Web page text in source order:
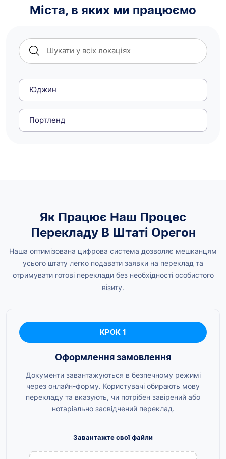
Міста, в яких ми працюємо
Юджин
Портленд
Як Працює Наш Процес
Перекладу В Штаті Орегон
Наша оптимізована цифрова система дозволяє мешканцям
усього штату легко подавати заявки на переклад та
отримувати готові переклади без необхідності особистого
візиту.
КРОК 1
Оформлення замовлення
Документи завантажуються в безпечному режимі
через онлайн-форму. Користувачі обирають мову
перекладу та вказують, чи потрібен завірений або
нотаріально засвідчений переклад.
Завантажте свої файли